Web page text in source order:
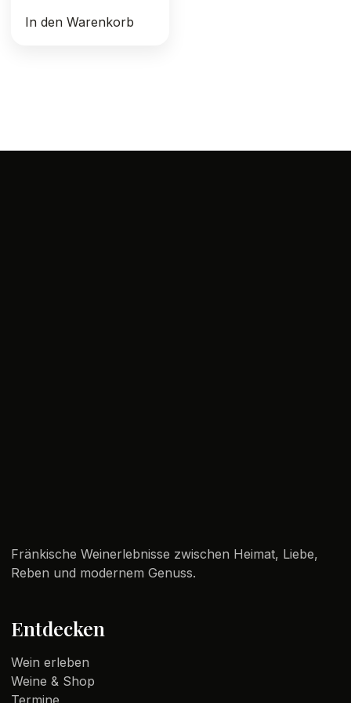
In den Warenkorb
Fränkische Weinerlebnisse zwischen Heimat, Liebe,
Reben und modernem Genuss.
Entdecken
Wein erleben
Weine & Shop